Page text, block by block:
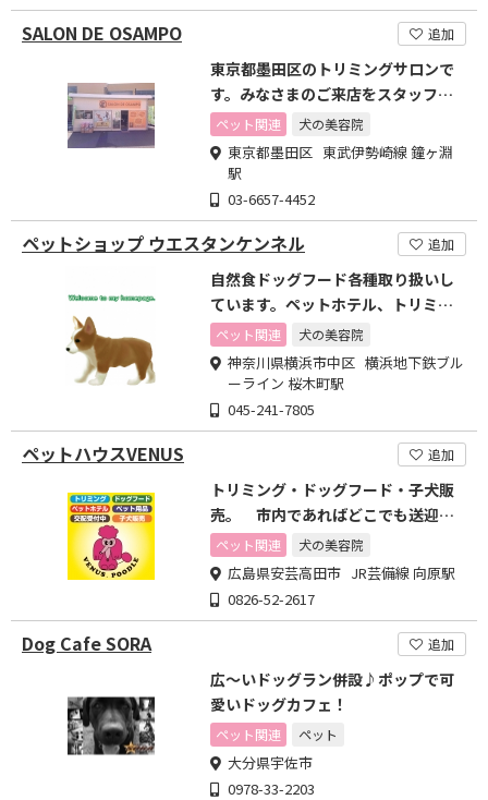
SALON DE OSAMPO 追加
東京都墨田区のトリミングサロンで
す。みなさまのご来店をスタッフ一
同お待ちしております。
ペット関連 犬の美容院
東京都墨田区 東武伊勢崎線 鐘ヶ淵
駅
03-6657-4452
ペットショップ ウエスタンケンネル 追加
自然食ドッグフード各種取り扱いし
ています。ペットホテル、トリミン
グ予約受付中！
ペット関連 犬の美容院
神奈川県横浜市中区 横浜地下鉄ブル
ーライン 桜木町駅
045-241-7805
ペットハウスVENUS 追加
トリミング・ドッグフード・子犬販
売。 市内であればどこでも送迎い
たします。
ペット関連 犬の美容院
広島県安芸高田市 JR芸備線 向原駅
0826-52-2617
Dog Cafe SORA 追加
広～いドッグラン併設♪ポップで可
愛いドッグカフェ！
ペット関連 ペット
大分県宇佐市
0978-33-2203